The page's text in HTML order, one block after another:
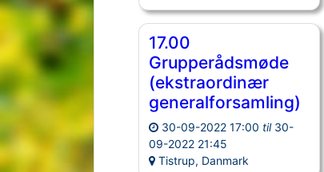
17.00
Grupperådsmøde
(ekstraordinær
generalforsamling)
30-09-2022 17:00 til 30-
09-2022 21:45
Tistrup, Danmark